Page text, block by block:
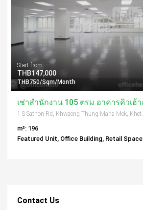
Start from
THB147,000
THB750/Sqm/Month
m²: 196
Featured Unit, Office Building, Retail Space
Contact Us